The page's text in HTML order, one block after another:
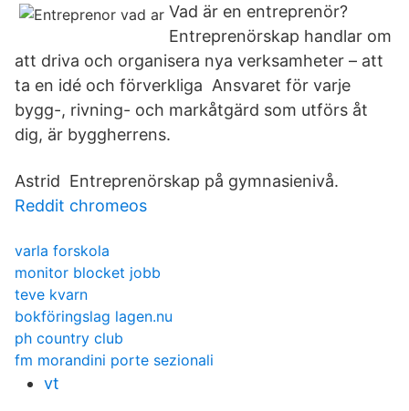
Vad är en entreprenör?
Entreprenörskap handlar om
att driva och organisera nya verksamheter – att
ta en idé och förverkliga Ansvaret för varje
bygg-, rivning- och markåtgärd som utförs åt
dig, är byggherrens.
Astrid Entreprenörskap på gymnasienivå.
Reddit chromeos
varla forskola
monitor blocket jobb
teve kvarn
bokföringslag lagen.nu
ph country club
fm morandini porte sezionali
vt